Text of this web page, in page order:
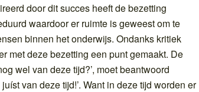
door dit succes heeft de bezetting
waardoor er ruimte is geweest om te
binnen het onderwijs. Ondanks kritiek
met deze bezetting een punt gemaakt. De
wel van deze tijd?’, moet beantwoord
van deze tijd!’. Want in deze tijd worden er